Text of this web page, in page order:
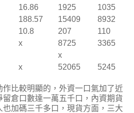
16.86 1925
1035
188.57 15409
8932
10.8 207
110
x 8725
3365
x
x 52065 5245
比較明顯的，外資一口氣加了近
倉口數達一萬五千口，內資期貨
加碼三千多口，現貨方面，三大